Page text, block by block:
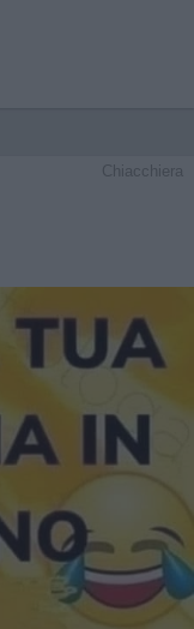
Chiacchiera